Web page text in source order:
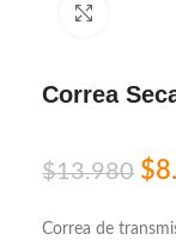
Correa
$13.980 $
Correa de